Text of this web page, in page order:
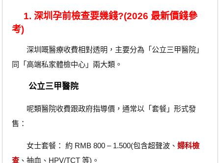
1. 深圳孕前檢查要幾錢?(2026 最新價錢參
考)
深圳嘅醫療收費相對透明，主要分為「公立三甲醫院」
同「高端私家體檢中心」兩大類。
公立三甲醫院
呢類醫院收費跟政府指導價，通常以「套餐」形式發
售：
女士套餐： 約 RMB 800 – 1.500(包含超聲波、 婦科檢
查、抽血、HPV/TCT 等)。